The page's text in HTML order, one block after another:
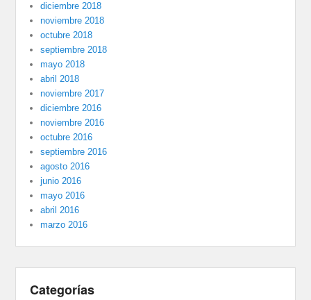
diciembre 2018
noviembre 2018
octubre 2018
septiembre 2018
mayo 2018
abril 2018
noviembre 2017
diciembre 2016
noviembre 2016
octubre 2016
septiembre 2016
agosto 2016
junio 2016
mayo 2016
abril 2016
marzo 2016
Categorías